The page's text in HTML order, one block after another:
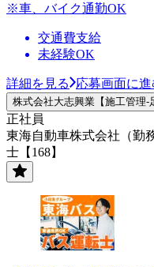
※車、バイク通勤OK
交通費支給
未経験OK
詳細を見る 応募画面に進
株式会社大志興業【施工管理-
正社員
東海自動車株式会社（勤
士【168】